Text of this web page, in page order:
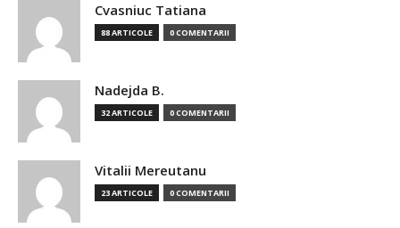
Cvasniuc Tatiana
88 ARTICOLE 0 COMENTARII
Nadejda B.
32 ARTICOLE 0 COMENTARII
Vitalii Mereutanu
23 ARTICOLE 0 COMENTARII